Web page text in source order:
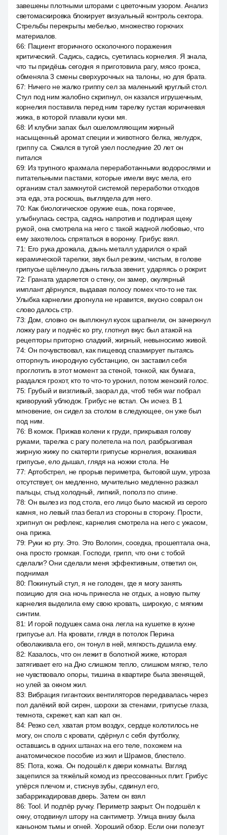
завешены плотными шторами с цветочным узором. Анализ
светомаскировка блокирует визуальный контроль сектора.
Стрельбы перекрыты мебелью, множество горючих
материалов.
66: Пациент вторичного осколочного поражения
критический. Садись, садись, суетилась корнелия. Я знала,
что ты придёшь сегодня я приготовила рагу, мясо грокса,
обменяла 3 смены сверхурочных на талоны, но для брата.
67: Ничего не жалко гриппу сел за маленький круглый стол.
Стул под ним жалобно скрипнул, он казался игрушечным,
корнелия поставила перед ним тарелку густая коричневая
жижа, в которой плавали куски мя.
68: И клубни запах был ошеломляющим жирный
насыщенный аромат специи и животного белка, желудок,
гриппу са. Сжался в тугой узел последние 20 лет он
питался
69: Из трупного крахмала переработанными водорослями и
питательными пастами, которые имели вкус мела, его
организм стал замкнутой системой переработки отходов
эта еда, эта роскошь, выглядела для него.
70: Как биологическое оружие ешь, пока горячее,
улыбнулась сестра, садясь напротив и подпирая щеку
рукой, она смотрела на него с такой жадной любовью, что
ему захотелось спрятаться в воронку. Грибус взял.
71: Его рука дрожала, дзынь металл ударился о край
керамической тарелки, звук был резким, чистым, в голове
грипусье щёлкнуло дзынь гильза звенит, ударяясь о рокрит.
72: Граната ударяется о стену, он замер, окулярный
имплант дёрнулся, выдавая полосу помех что-то не так.
Улыбка карнелии дрогнула не нравится, вкусно соврал он
слово далось стр.
73: Дом, словно он выплюнул кусок шрапнели, он зачеркнул
ложку рагу и поднёс ко рту, глотнул вкус был атакой на
рецепторы приторно сладкий, жирный, невыносимо живой.
74: Он почувствовал, как пищевод спазмирует пытаясь
отторгнуть инородную субстанцию, он заставил себя
проглотить в этот момент за стеной, тонкой, как бумага,
раздался грохот, кто то что-то уронил, потом женский голос.
75: Грубый и визгливый, заорал да, чтоб тебя war побрал
криворукий ублюдок. Грибус не встал. Он исчез. В 1
мгновение, он сидел за столом в следующее, он уже был
под ним.
76: В комок. Прижав колени к груди, прикрывая голову
руками, тарелка с рагу полетела на пол, разбрызгивая
жирную жижу по скатерти грипусье корнелия, вскакивая
грипусье, ело дышал, глядя на ножки стола. Не
77: Артобстрел, не прорыв периметра, бытовой шум, угроза
отсутствует, он медленно, мучительно медленно разжал
пальцы, стыд холодный, липкий, пополз по спине.
78: Он вылез из под стола, его лицо было маской из серого
камня, но левый глаз бегал из стороны в сторону. Прости,
хрипнул он рефлекс, карнелия смотрела на него с ужасом,
она прижа.
79: Руки ко рту. Это. Это Вологин, соседка, прошептала она,
она просто громкая. Господи, грипп, что они с тобой
сделали? Они сделали меня эффективным, ответил он,
поднимая
80: Покинутый стул, я не голоден, где я могу занять
позицию для сна ночь принесла не отдых, а новую пытку
карнелия выделила ему свою кровать, широкую, с мягким
синтим.
81: И горой подушек сама она легла на кушетке в кухне
грипусье ал. На кровати, глядя в потолок Перина
обволакивала его, он тонул в ней, мягкость душила ему.
82: Казалось, что он лежит в болотной жиже, которая
затягивает его на Дно слишком тепло, слишком мягко, тело
не чувствовало опоры, тишина в квартире была звенящей,
но улей за окном жил.
83: Вибрация гигантских вентиляторов передавалась через
пол далёкий вой сирен, шорохи за стенами, грипусье глаза,
темнота, скрежет, кап кап кап он.
84: Резко сел, хватая ртом воздух, сердце колотилось не
могу, он сполз с кровати, сдёрнул с себя футболку,
оставшись в одних штанах на его теле, похожем на
анатомическое пособие из жил и Шрамов, блестело.
85: Пота, кожа. Он подошёл к двери комнаты. Взгляд
зацепился за тяжёлый комод из прессованных плит. Грибус
упёрся плечом и, стиснув зубы, сдвинул его,
забаррикадировав дверь. Затем он взял
86: Tool. И подпёр ручку. Периметр закрыт. Он подошёл к
окну, отодвинул штору на сантиметр. Улица внизу была
каньоном тьмы и огней. Хороший обзор. Если они полезут